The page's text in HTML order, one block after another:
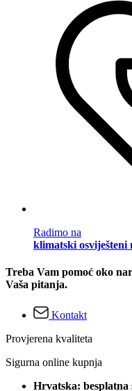
Radimo na
klimatski osviješteni
Treba Vam pomoć oko
Vaša pitanja.
Kontakt
Provjerena kvaliteta
Sigurna online kupnja
Hrvatska: besplatna